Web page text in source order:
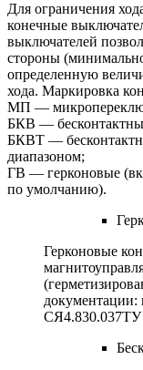
Для ограничения
конечные
выключателей
стороны
определенную
хода. Маркировка
МП —
БКВ —
БКВТ —
диапазоном;
ГВ — герконовые
по умолчанию).
Герконовые
СЯ4.830.037ТУ